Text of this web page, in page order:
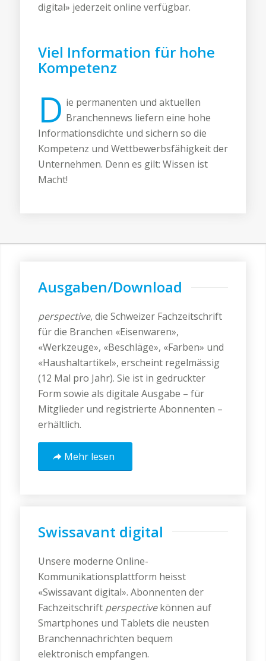
digital» jederzeit online verfügbar.
Viel Information für hohe
Kompetenz
D ie permanenten und aktuellen
Branchennews liefern eine hohe
Informationsdichte und sichern so die
Kompetenz und Wettbewerbsfähigkeit der
Unternehmen. Denn es gilt: Wissen ist
Macht!
Ausgaben/Download
perspective, die Schweizer Fachzeitschrift
für die Branchen «Eisenwaren»,
«Werkzeuge», «Beschläge», «Farben» und
«Haushaltartikel», erscheint regelmässig
(12 Mal pro Jahr). Sie ist in gedruckter
Form sowie als digitale Ausgabe – für
Mitglieder und registrierte Abonnenten –
erhältlich.
Mehr lesen
Swissavant digital
Unsere moderne Online-
Kommunikationsplattform heisst
«Swissavant digital». Abonnenten der
Fachzeitschrift perspectivekönnen auf
Smartphones und Tablets die neusten
Branchennachrichten bequem
elektronisch empfangen.